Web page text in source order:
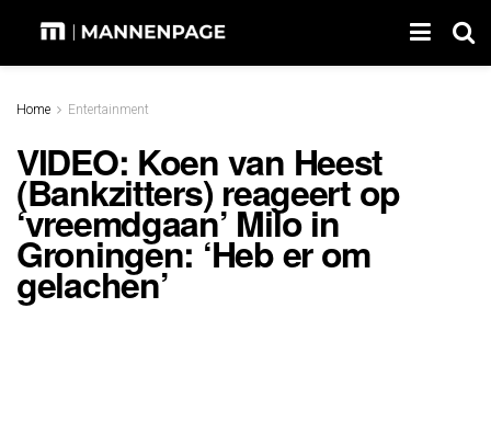
Home Entertainment
VIDEO: Koen van Heest
(Bankzitters) reageert op
‘vreemdgaan’ Milo in
Groningen: ‘Heb er om
gelachen’